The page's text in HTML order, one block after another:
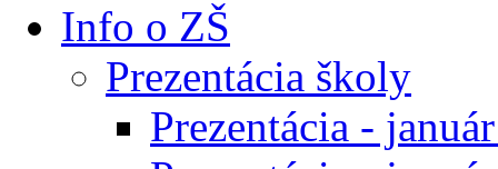
Info o ZŠ
Prezentácia školy
Prezentácia -